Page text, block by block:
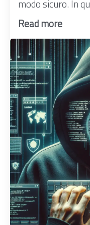
modo sicuro. In
Read more